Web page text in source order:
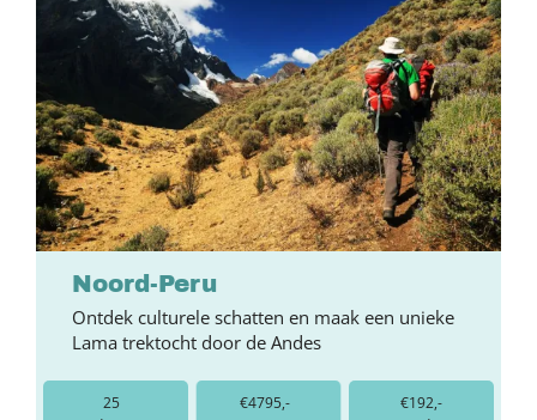
Noord-Peru
Ontdek culturele schatten en maak een unieke
Lama trektocht door de Andes
25
€4795,-
€192,-